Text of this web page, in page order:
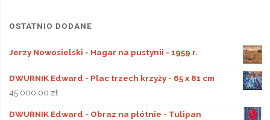
OSTATNIO DODANE
Jerzy Nowosielski - Hagar na pustynii - 1959 r.
DWURNIK Edward - Plac trzech krzyży - 65 x 81 cm
45 000,00 zł
DWURNIK Edward - Obraz na płótnie - Tulipan